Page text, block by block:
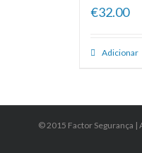
€32.00
Adicionar
© 2015 Factor Segurança |